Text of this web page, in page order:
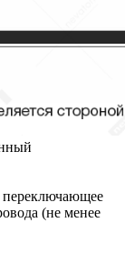
(не менее